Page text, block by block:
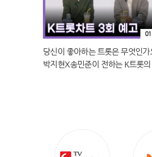
당신이 좋아하는 트롯은 무엇인가
박지현X송민준이 전하는 K트롯의